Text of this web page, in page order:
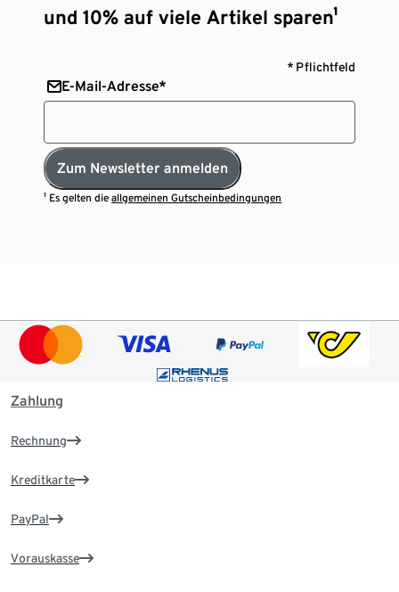
und 10% auf viele Artikel sparen¹
* Pflichtfeld
E-Mail-Adresse*
Zum Newsletter anmelden
¹ Es gelten dieallgemeinen Gutscheinbedingungen
Zahlung
Rechnung
Kreditkarte
PayPal
Vorauskasse